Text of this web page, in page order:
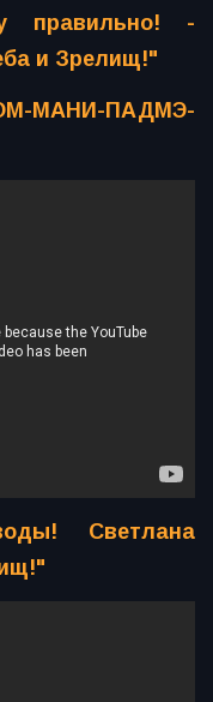
правильно! -
и Зрелищ!"
МАНИ-ПАДМЭ-
Светлана